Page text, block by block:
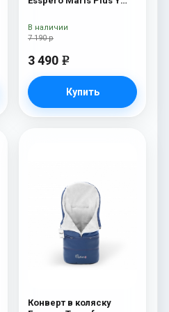
мех) Milk
7 190 р
3 490 e
Купить
В наличии
Конверт в коляску